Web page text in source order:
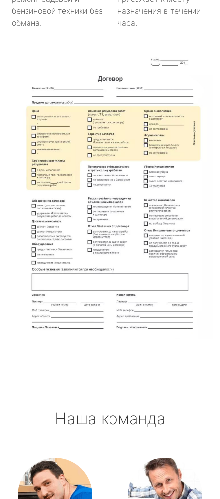
бензиновой техники без
обмана.
назначения в течении
часа.
Наша команда